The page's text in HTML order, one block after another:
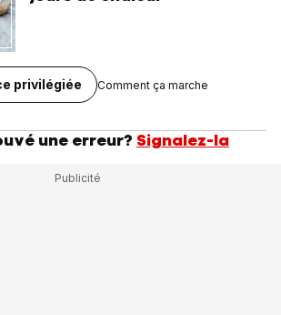
privilégiée Comment ça marche
une erreur? Signalez-la